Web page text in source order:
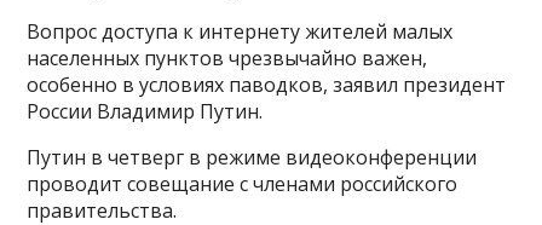
Вопрос доступа к интернету жителей малых
населенных пунктов чрезвычайно важен,
особенно в условиях паводков, заявил президент
России Владимир Путин.
Путин в четверг в режиме видеоконференции
проводит совещание с членами российского
правительства.